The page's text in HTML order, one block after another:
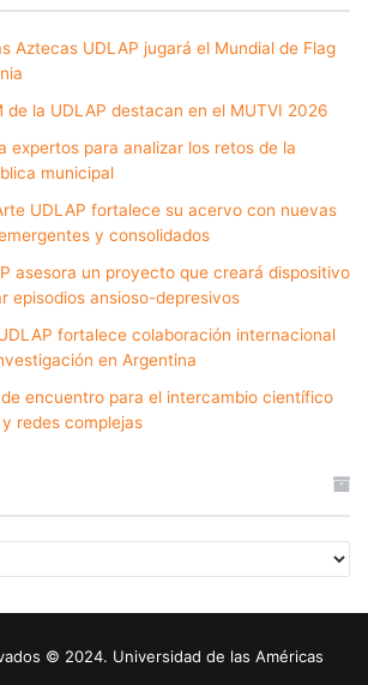
Aztecas UDLAP jugará el Mundial de Flag
de la UDLAP destacan en el MUTVI 2026
expertos para analizar los retos de la
municipal
UDLAP fortalece su acervo con nuevas
y consolidados
asesora un proyecto que creará dispositivo
episodios ansioso-depresivos
fortalece colaboración internacional
en Argentina
encuentro para el intercambio científico
redes complejas
© 2024. Universidad de las Américas